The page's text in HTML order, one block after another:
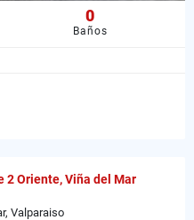
0
Baños
2 Oriente, Viña del Mar
Valparaiso